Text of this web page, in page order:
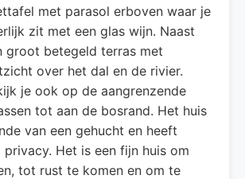
met parasol erboven waar je
zit met een glas wijn. Naast
groot betegeld terras met
over het dal en de rivier.
je ook op de aangrenzende
tot aan de bosrand. Het huis
van een gehucht en heeft
Het is een fijn huis om
tot rust te komen en om te